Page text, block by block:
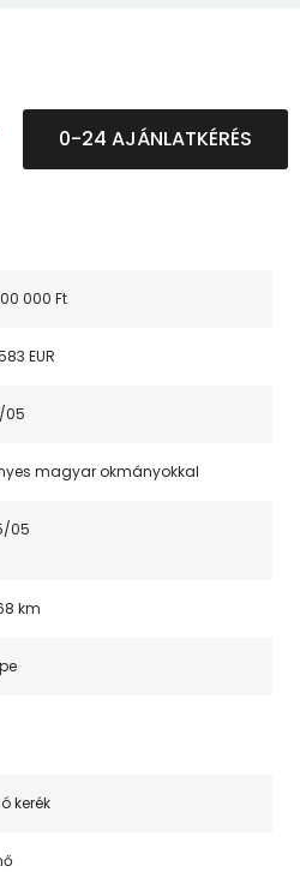
0-24 AJÁNLATKÉRÉS
000 Ft
EUR
05
magyar okmányokkal
05
km
kerék